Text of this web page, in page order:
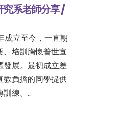
究系老師分享 /
成立至今，一直朝
、培訓胸懷普世宣
發展。最初成立差
教負擔的同學提供
訓練。…